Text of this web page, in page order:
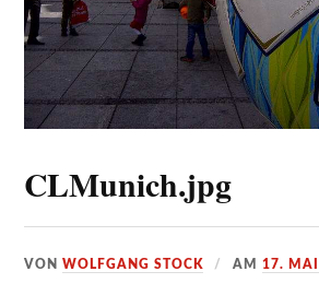
CLMunich.jpg
VONWOLFGANG STOCK AM17.